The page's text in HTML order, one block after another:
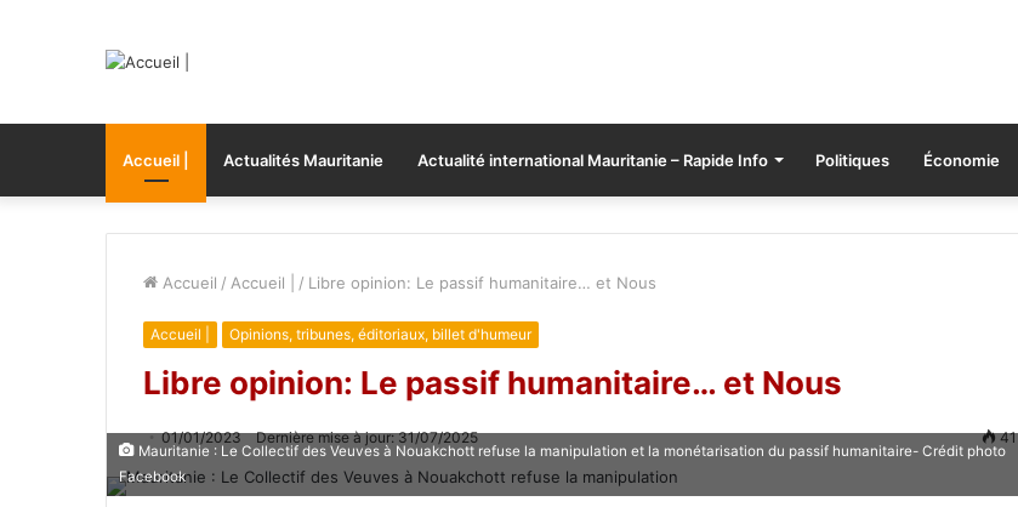
Accueil | Actualités Mauritanie Actualité international Mauritanie – Rapide Info Politiques Économie
Accueil / Accueil | / Libre opinion: Le passif humanitaire… et Nous
Accueil | Opinions, tribunes, éditoriaux, billet d'humeur
Libre opinion: Le passif humanitaire… et Nous
01/01/2023 Dernière mise à jour: 31/07/2025 41
Mauritanie : Le Collectif des Veuves à Nouakchott refuse la manipulation et la monétarisation du passif humanitaire- Crédit photo
Facebook